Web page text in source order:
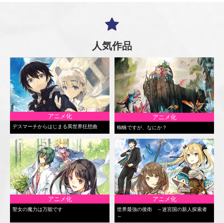
人気作品
アニメ化
デスマーチからはじまる異世界狂想曲
アニメ化
蜘蛛ですが、なにか？
アニメ化
聖女の魔力は万能です
アニメ化
世界最強の後衛 ～迷宮国の新人探索者
～